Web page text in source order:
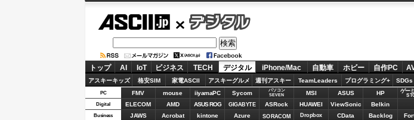
デジタル
トップ AI IoT ビジネス TECH デジタル iPhone/Mac 自動車 ホビー 自作PC
アスキーキッズ 格安SIM 家電ASCII アスキーグルメ 週刊アスキー TeamLeaders プログラミング+ SDGs
PC FMV mouse iiyamaPC Sycom
パソコン
SEVEN
MSI ASUS HP ゲー
Digital ELECOM AMD ASUS ROG GIGABYTE ASRock HUAWEI ViewSonic Belkin
Business JAWS Acrobat kintone Azure SORACOM Dropbox CData Backlog